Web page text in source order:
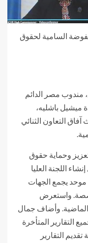
السامية لحقوق
مندوب مصر الدائم
ميشيل باشليه،
التعاون الثنائي
وحماية حقوق
اللجنة العليا
يجمع الجهات
واستعرض
الماضية. وأضاف جمال
التقارير المتأخرة
التقارير